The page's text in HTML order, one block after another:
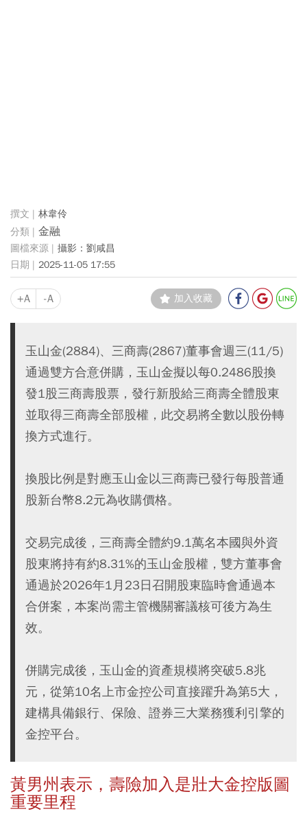
林韋伶
金融
攝影：劉咸昌
2025-11-05 17:55
+A -A 加入收藏
玉山金(2884)、三商壽(2867)董事會週三(11/5)
通過雙方合意併購，玉山金擬以每0.2486股換
發1股三商壽股票，發行新股給三商壽全體股東
並取得三商壽全部股權，此交易將全數以股份轉
換方式進行。
換股比例是對應玉山金以三商壽已發行每股普通
股新台幣8.2元為收購價格。
交易完成後，三商壽全體約9.1萬名本國與外資
股東將持有約8.31%的玉山金股權，雙方董事會
通過於2026年1月23日召開股東臨時會通過本
合併案，本案尚需主管機關審議核可後方為生
效。
併購完成後，玉山金的資產規模將突破5.8兆
元，從第10名上市金控公司直接躍升為第5大，
建構具備銀行、保險、證券三大業務獲利引擎的
金控平台。
黃男州表示，壽險加入是壯大金控版圖
重要里程